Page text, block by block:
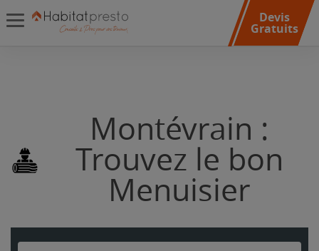
Devis
Gratuits
Montévrain :
Trouvez le bon
Menuisier